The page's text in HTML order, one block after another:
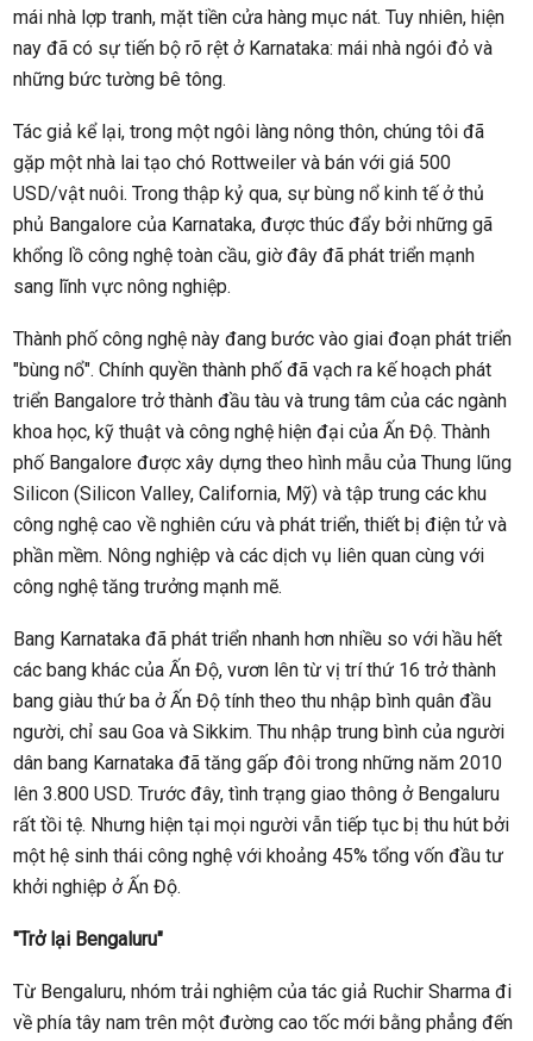
mái nhà lợp tranh, mặt tiền cửa hàng mục nát. Tuy nhiên, hiện
nay đã có sự tiến bộ rõ rệt ở Karnataka: mái nhà ngói đỏ và
những bức tường bê tông.
Tác giả kể lại, trong một ngôi làng nông thôn, chúng tôi đã
gặp một nhà lai tạo chó Rottweiler và bán với giá 500
USD/vật nuôi. Trong thập kỷ qua, sự bùng nổ kinh tế ở thủ
phủ Bangalore của Karnataka, được thúc đẩy bởi những gã
khổng lồ công nghệ toàn cầu, giờ đây đã phát triển mạnh
sang lĩnh vực nông nghiệp.
Thành phố công nghệ này đang bước vào giai đoạn phát triển
"bùng nổ". Chính quyền thành phố đã vạch ra kế hoạch phát
triển Bangalore trở thành đầu tàu và trung tâm của các ngành
khoa học, kỹ thuật và công nghệ hiện đại của Ấn Độ. Thành
phố Bangalore được xây dựng theo hình mẫu của Thung lũng
Silicon (Silicon Valley, California, Mỹ) và tập trung các khu
công nghệ cao về nghiên cứu và phát triển, thiết bị điện tử và
phần mềm. Nông nghiệp và các dịch vụ liên quan cùng với
công nghệ tăng trưởng mạnh mẽ.
Bang Karnataka đã phát triển nhanh hơn nhiều so với hầu hết
các bang khác của Ấn Độ, vươn lên từ vị trí thứ 16 trở thành
bang giàu thứ ba ở Ấn Độ tính theo thu nhập bình quân đầu
người, chỉ sau Goa và Sikkim. Thu nhập trung bình của người
dân bang Karnataka đã tăng gấp đôi trong những năm 2010
lên 3.800 USD. Trước đây, tình trạng giao thông ở Bengaluru
rất tồi tệ. Nhưng hiện tại mọi người vẫn tiếp tục bị thu hút bởi
một hệ sinh thái công nghệ với khoảng 45% tổng vốn đầu tư
khởi nghiệp ở Ấn Độ.
"Trở lại Bengaluru"
Từ Bengaluru, nhóm trải nghiệm của tác giả Ruchir Sharma đi
về phía tây nam trên một đường cao tốc mới bằng phẳng đến